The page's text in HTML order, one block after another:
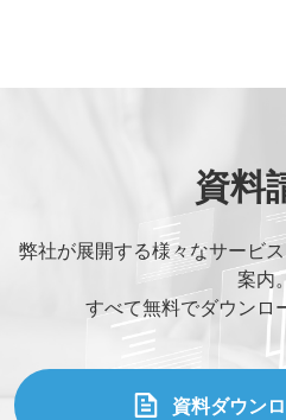
資料
弊社が展開する様々なサービ
案内
すべて無料でダウンロ
資料ダウン